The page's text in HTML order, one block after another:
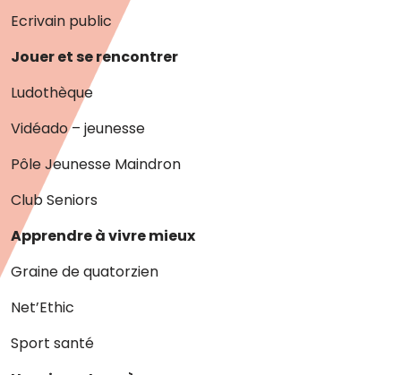
Ecrivain public
Jouer et se rencontrer
Ludothèque
Vidéado – jeunesse
Pôle Jeunesse Maindron
Club Seniors
Apprendre à vivre mieux
Graine de quatorzien
Net’Ethic
Sport santé